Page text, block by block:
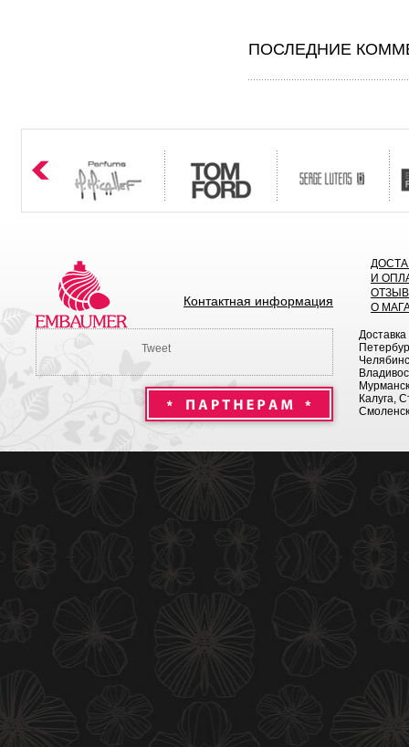
ПОСЛЕДНИЕ
Контактная информация
И
О
Tweet
Калуга,